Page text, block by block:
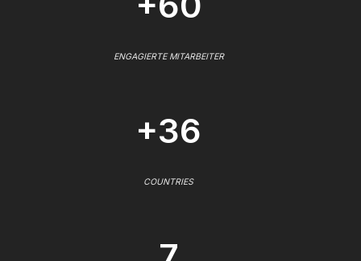
ENGAGIERTE MITARBEITER
+36
COUNTRIES